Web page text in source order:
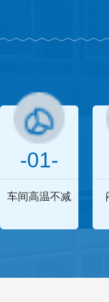
-01-
车间高温不减